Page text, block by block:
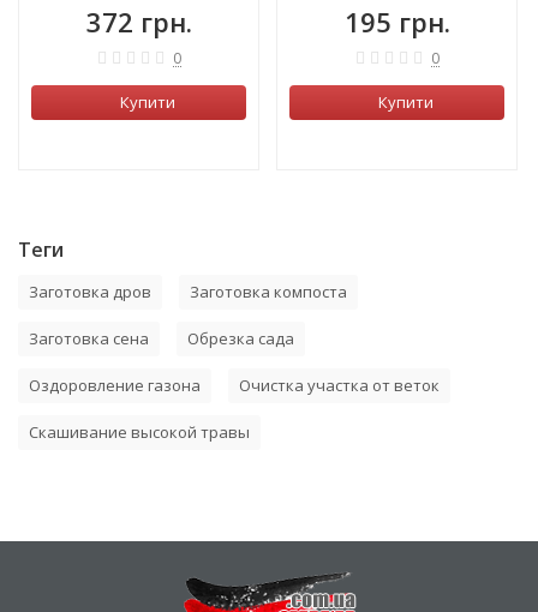
372 грн.
0
Купити
195 грн.
0
Купити
Теги
Заготовка дров Заготовка компоста
Заготовка сена Обрезка сада
Оздоровление газона Очистка участка от веток
Скашивание высокой травы